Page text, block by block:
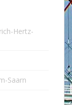
Hertz-
Saarn